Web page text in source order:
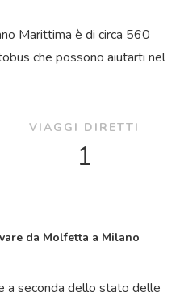
Marittima è di circa 560
che possono aiutarti nel
VIAGGI DIRETTI
1
da Molfetta a Milano
a seconda dello stato delle